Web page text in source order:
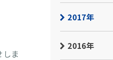
ま
2017年
2016年